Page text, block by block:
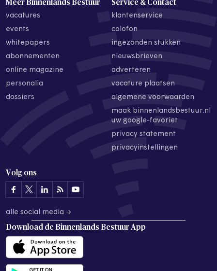
Meer Binnenlands Bestuur
vacatures
events
whitepapers
abonnementen
online magazine
personalia
dossiers
Service & Contact
klantenservice
colofon
ingezonden stukken
nieuwsbrieven
adverteren
vacature plaatsen
algemene voorwaarden
maak binnenlandsbestuur.nl
uw google-favoriet
privacy statement
privacyinstellingen
Volg ons
alle social media →
Download de Binnenlands Bestuur App